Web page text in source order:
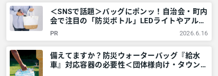
＜SNSで話題＞バッグにポンッ！自治会・町内
会で注目の「防災ボトル」LEDライトやアルミ
シートなど6点が1本に – 神奈川・東京多摩の
ご近所情報 – レアリア
PR 2026.6.16
備えてますか？防災ウォーターバッグ『給水
車』対応容器の必要性＜団体様向け・タウンニ